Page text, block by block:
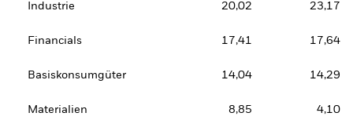
Industrie 20,02 23,17
Financials 17,41 17,64
Basiskonsumgüter 14,04 14,29
Materialien 8,85 4,10